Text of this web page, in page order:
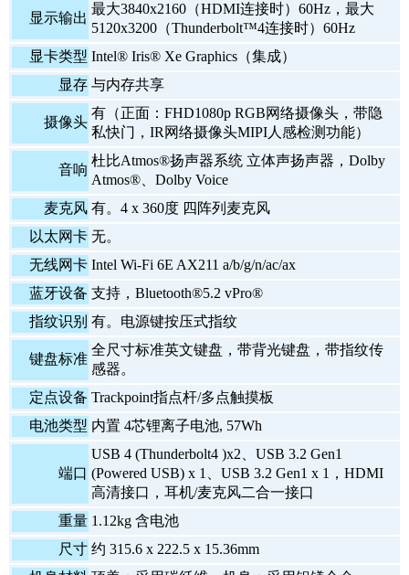
显示输出
最大3840x2160（HDMI连接时）60Hz，最大
5120x3200（Thunderbolt™4连接时）60Hz
显卡类型 Intel® Iris® Xe Graphics（集成）
显存 与内存共享
摄像头
有（正面：FHD1080p RGB网络摄像头，带隐
私快门，IR网络摄像头MIPI人感检测功能）
音响
杜比Atmos®扬声器系统 立体声扬声器，Dolby
Atmos®、Dolby Voice
麦克风 有。4 x 360度 四阵列麦克风
以太网卡 无。
无线网卡 Intel Wi-Fi 6E AX211 a/b/g/n/ac/ax
蓝牙设备 支持，Bluetooth®5.2 vPro®
指纹识别 有。电源键按压式指纹
键盘标准
全尺寸标准英文键盘，带背光键盘，带指纹传
感器。
定点设备 Trackpoint指点杆/多点触摸板
电池类型 内置 4芯锂离子电池, 57Wh
端口
USB 4 (Thunderbolt4 )x2、USB 3.2 Gen1
(Powered USB) x 1、USB 3.2 Gen1 x 1，HDMI
高清接口，耳机/麦克风二合一接口
重量 1.12kg 含电池
尺寸 约 315.6 x 222.5 x 15.36mm